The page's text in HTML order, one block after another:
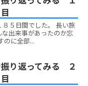
５日間でした。 長い旅
出来事があったのか忘
のに全部...
り返ってみる ２